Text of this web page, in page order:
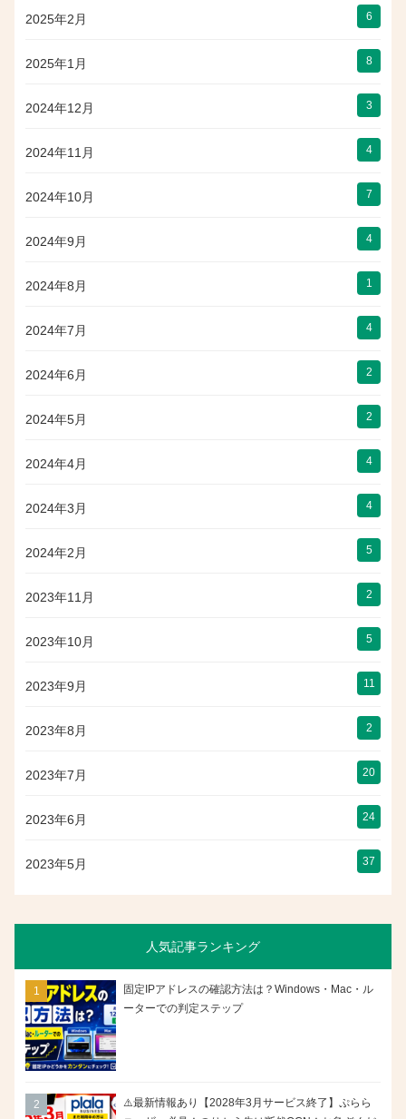
2025年2月 6
2025年1月 8
2024年12月 3
2024年11月 4
2024年10月 7
2024年9月 4
2024年8月 1
2024年7月 4
2024年6月 2
2024年5月 2
2024年4月 4
2024年3月 4
2024年2月 5
2023年11月 2
2023年10月 5
2023年9月 11
2023年8月 2
2023年7月 20
2023年6月 24
2023年5月 37
人気記事ランキング
固定IPアドレスの確認方法は？Windows・Mac・ル
ーターでの判定ステップ
⚠️最新情報あり【2028年3月サービス終了】ぷらら